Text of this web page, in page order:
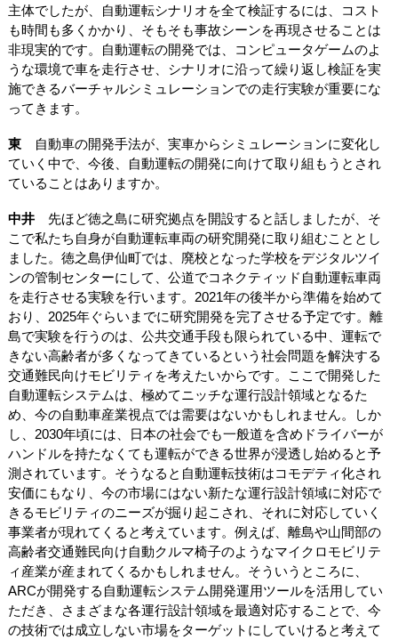
主体でしたが、自動運転シナリオを全て検証するには、コスト
も時間も多くかかり、そもそも事故シーンを再現させることは
非現実的です。自動運転の開発では、コンピュータゲームのよ
うな環境で車を走行させ、シナリオに沿って繰り返し検証を実
施できるバーチャルシミュレーションでの走行実験が重要にな
ってきます。
東自動車の開発手法が、実車からシミュレーションに変化し
ていく中で、今後、自動運転の開発に向けて取り組もうとされ
ていることはありますか。
中井先ほど徳之島に研究拠点を開設すると話しましたが、そ
こで私たち自身が自動運転車両の研究開発に取り組むこととし
ました。徳之島伊仙町では、廃校となった学校をデジタルツイ
ンの管制センターにして、公道でコネクティッド自動運転車両
を走行させる実験を行います。2021年の後半から準備を始めて
おり、2025年ぐらいまでに研究開発を完了させる予定です。離
島で実験を行うのは、公共交通手段も限られている中、運転で
きない高齢者が多くなってきているという社会問題を解決する
交通難民向けモビリティを考えたいからです。ここで開発した
自動運転システムは、極めてニッチな運行設計領域となるた
め、今の自動車産業視点では需要はないかもしれません。しか
し、2030年頃には、日本の社会でも一般道を含めドライバーが
ハンドルを持たなくても運転ができる世界が浸透し始めると予
測されています。そうなると自動運転技術はコモデティ化され
安価にもなり、今の市場にはない新たな運行設計領域に対応で
きるモビリティのニーズが掘り起こされ、それに対応していく
事業者が現れてくると考えています。例えば、離島や山間部の
高齢者交通難民向け自動クルマ椅子のようなマイクロモビリテ
ィ産業が産まれてくるかもしれません。そういうところに、
ARCが開発する自動運転システム開発運用ツールを活用してい
ただき、さまざまな各運行設計領域を最適対応することで、今
の技術では成立しない市場をターゲットにしていけると考えて